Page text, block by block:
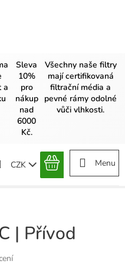
a
Sleva
10%
pro
nákup
nad
6000
Kč.
Všechny naše filtry
mají certifikovaná
filtrační média a
pevné rámy odolné
vůči vlhkosti.
CZK
NÁKUPNÍ
| Přívod